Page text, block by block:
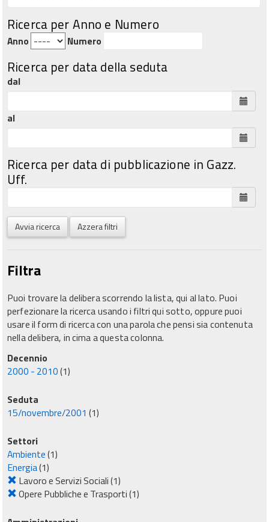
Ricerca per Anno e Numero
Anno Numero
Ricerca per data della seduta
dal
al
Ricerca per data di pubblicazione in Gazz.
Uff.
Avvia ricerca Azzera filtri
Filtra
Puoi trovare la delibera scorrendo la lista, qui al lato. Puoi
perfezionare la ricerca usando i filtri qui sotto, oppure puoi
usare il form di ricerca con una parola che pensi sia contenuta
nella delibera, in cima a questa colonna.
Decennio
2000 - 2010(1)
Seduta
15/novembre/2001 (1)
Settori
Ambiente(1)
Energia(1)
Lavoro e Servizi Sociali(1)
Opere Pubbliche e Trasporti(1)